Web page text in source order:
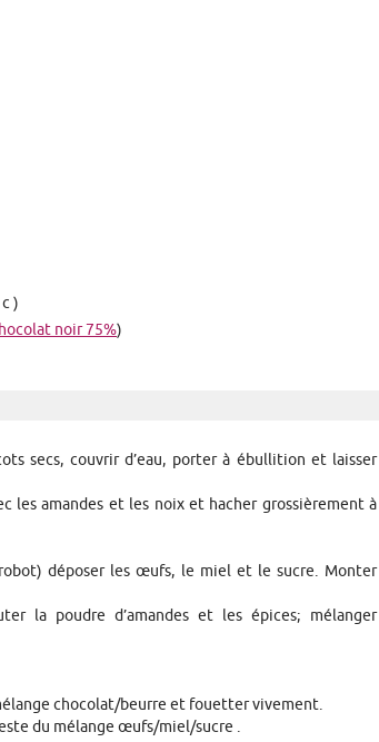
)
noir 75%)
secs, couvrir d’eau, porter à ébullition et laisser
les amandes et les noix et hacher grossièrement à
déposer les œufs, le miel et le sucre. Monter
la poudre d’amandes et les épices; mélanger
chocolat/beurre et fouetter vivement.
du mélange œufs/miel/sucre .